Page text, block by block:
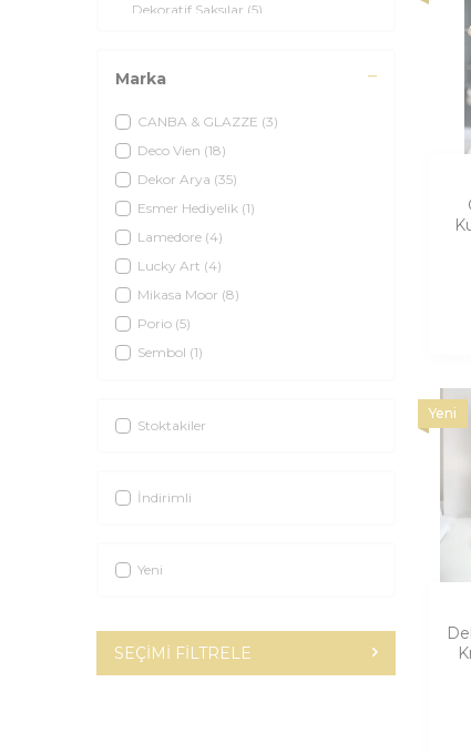
Dekoratif Saksılar (5)
Gift Collection
(10)
Marka
CANBA & GLAZZE (3)
Deco Vien (18)
Dekor Arya (35)
Esmer Hediyelik (1)
Lamedore (4)
Lucky Art (4)
Mikasa Moor (8)
Porio (5)
Sembol (1)
Stoktakiler
İndirimli
Yeni
SEÇIMI FILTRELE
Yeni